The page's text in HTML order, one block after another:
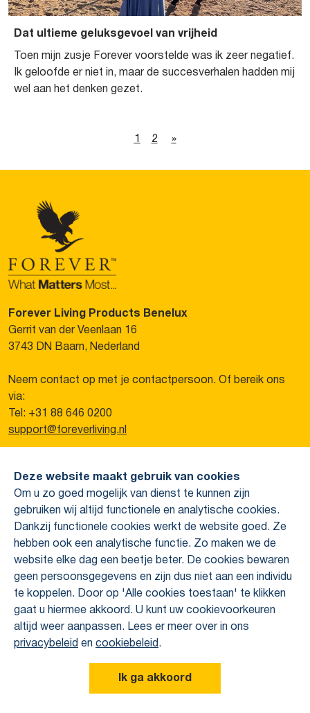
Deze website maakt gebruik van cookies
Om u zo goed mogelijk van dienst te kunnen zijn
gebruiken wij altijd functionele en analytische cookies.
Dankzij functionele cookies werkt de website goed. Ze
hebben ook een analytische functie. Zo maken we de
website elke dag een beetje beter. De cookies bewaren
geen persoonsgegevens en zijn dus niet aan een individu
te koppelen. Door op 'Alle cookies toestaan' te klikken
gaat u hiermee akkoord. U kunt uw cookievoorkeuren
altijd weer aanpassen. Lees er meer over in ons
privacybeleid en cookiebeleid .
Dat ultieme geluksgevoel van vrijheid
Toen mijn zusje Forever voorstelde was ik zeer negatief.
Ik geloofde er niet in, maar de succesverhalen hadden mij
wel aan het denken gezet.
1 2 »
Forever Living Products Benelux
Gerrit van der Veenlaan 16
3743 DN Baarn, Nederland
Neem contact op met je contactpersoon. Of bereik ons
via:
Tel: +31 88 646 0200
support@foreverliving.nl
Privacy verklaring
Colofon
Over Forever
Wie zijn wij?
Hoe werken wij?
Uniek verdienmodel
Ons assortiment
Aloë vera
Copyright 2026 © Forever Living Products Benelux